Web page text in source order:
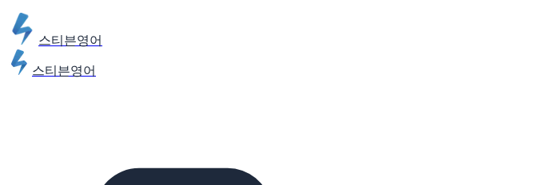
스티븐영어
스티븐영어